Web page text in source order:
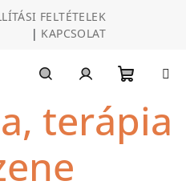
FELTÉTELEK
| KAPCSOLAT
terápia